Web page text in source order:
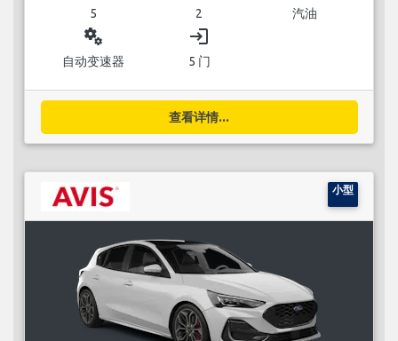
5 2 汽油
miscellaneous_services
自动变速器
login
5 门
查看详情...
小型